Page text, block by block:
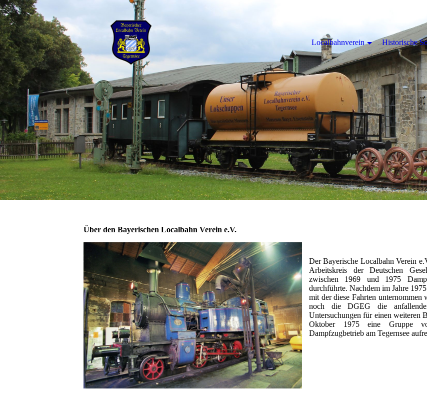
Über den Bayerischen Localbahn Verein e.V.
Der Bayerische Localbahn Verein
Arbeitskreis der Deutschen
zwischen 1969 und 1975
durchführte. Nachdem im Jahre
mit der diese Fahrten
noch die DGEG die
Untersuchungen für einen weiteren
Oktober 1975 eine Gruppe
Dampfzugbetrieb am Tegernsee
Localbahnverein Historische